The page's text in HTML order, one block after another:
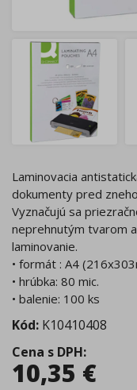
Laminovacia
dokumenty pred
Vyznačujú sa
neprehnutým tvarom
laminovanie.
• formát : A4
• hrúbka: 80 mic.
• balenie: 100 ks
Kód: K10410408
Cena s DPH:
10,35 €